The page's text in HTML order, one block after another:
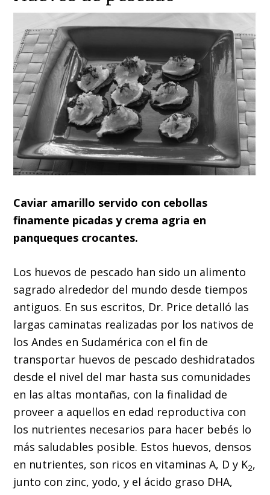
Caviar amarillo servido con cebollas
finamente picadas y crema agria en
panqueques crocantes.
Los huevos de pescado han sido un alimento
sagrado alrededor del mundo desde tiempos
antiguos. En sus escritos, Dr. Price detalló las
largas caminatas realizadas por los nativos de
los Andes en Sudamérica con el fin de
transportar huevos de pescado deshidratados
desde el nivel del mar hasta sus comunidades
en las altas montañas, con la finalidad de
proveer a aquellos en edad reproductiva con
los nutrientes necesarios para hacer bebés lo
más saludables posible. Estos huevos, densos
en nutrientes, son ricos en vitaminas A, D y K2,
junto con zinc, yodo, y el ácido graso DHA,